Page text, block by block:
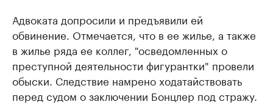
Адвоката допросили и предъявили ей
обвинение. Отмечается, что в ее жилье, а также
в жилье ряда ее коллег, "осведомленных о
преступной деятельности фигурантки" провели
обыски. Следствие намрено ходатайствовать
перед судом о заключении Бонцлер под стражу.